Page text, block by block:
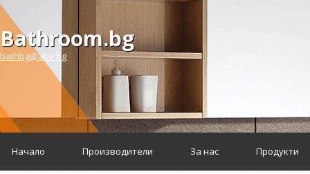
Bathroom.bg
bathbg@abv.bg
Начало Производители За нас Продукти